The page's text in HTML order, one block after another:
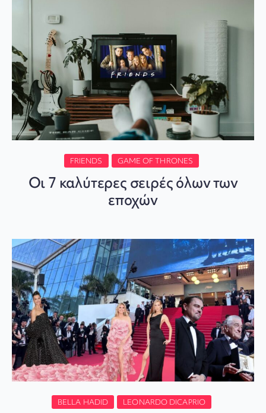
FRIENDS GAME OF THRONES
Οι 7 καλύτερες σειρές όλων των
εποχών
BELLA HADID LEONARDO DICAPRIO